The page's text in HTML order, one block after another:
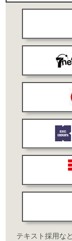
テキスト採用な